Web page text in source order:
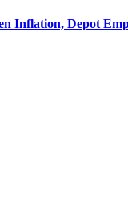
Inflation, Depot